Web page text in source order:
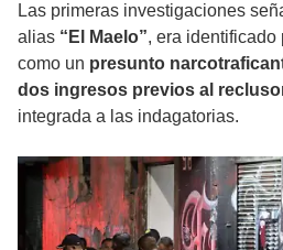
Las primeras investigaciones
alias “El Maelo”, era identificado
como un presunto
dos ingresos previos al
integrada a las indagatorias.